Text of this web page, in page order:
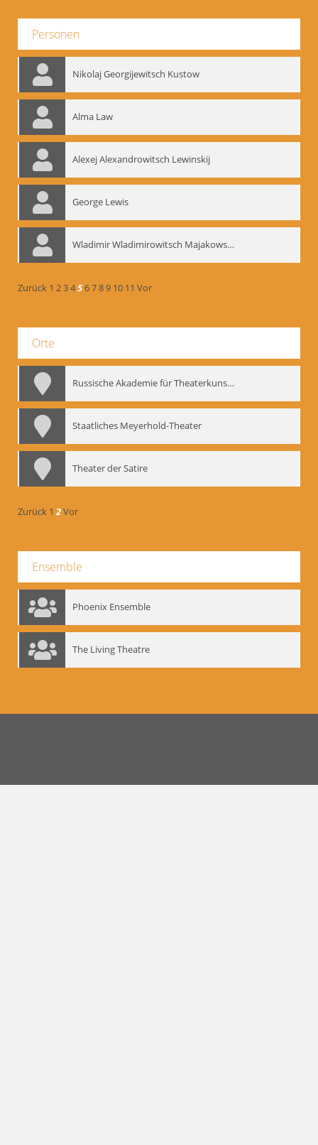
Personen
Nikolaj Georgijewitsch Kustow
Alma Law
Alexej Alexandrowitsch Lewinskij
George Lewis
Wladimir Wladimirowitsch Majakowskij
Zurück 1 23456789 10 11 Vor
Orte
Russische Akademie für Theaterkunst – GITIS
Staatliches Meyerhold-Theater
Theater der Satire
Zurück 1 2Vor
Ensemble
Phoenix Ensemble
The Living Theatre